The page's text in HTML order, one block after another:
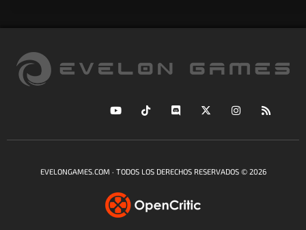
EVELONGAMES.COM · TODOS LOS DERECHOS RESERVADOS © 2026